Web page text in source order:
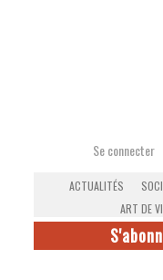
Se connecter
ACTUALITÉS
ART DE